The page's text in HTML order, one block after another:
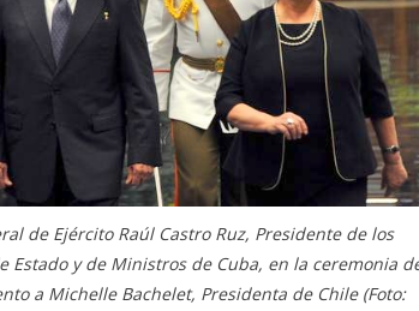
de Ejército Raúl Castro Ruz, Presidente de los
Estado y de Ministros de Cuba, en la ceremonia
a Michelle Bachelet, Presidenta de Chile (Foto: